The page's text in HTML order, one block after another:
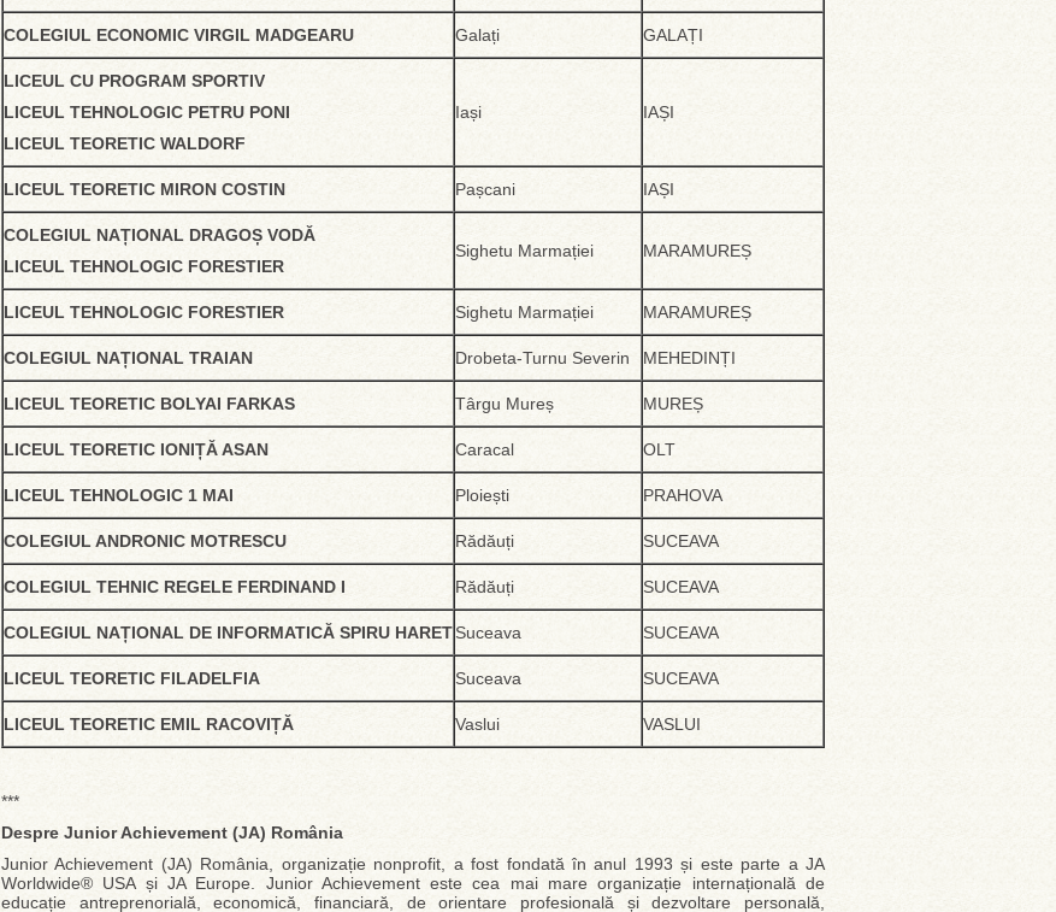
COLEGIUL ECONOMIC VIRGIL MADGEARU Galați GALAȚI
LICEUL CU PROGRAM SPORTIV
LICEUL TEHNOLOGIC PETRU PONI
LICEUL TEORETIC WALDORF
Iași IAȘI
LICEUL TEORETIC MIRON COSTIN Pașcani IAȘI
COLEGIUL NAȚIONAL DRAGOȘ VODĂ
LICEUL TEHNOLOGIC FORESTIER
Sighetu Marmației MARAMUREȘ
LICEUL TEHNOLOGIC FORESTIER Sighetu Marmației MARAMUREȘ
COLEGIUL NAȚIONAL TRAIAN Drobeta-Turnu Severin MEHEDINȚI
LICEUL TEORETIC BOLYAI FARKAS Târgu Mureș MUREȘ
LICEUL TEORETIC IONIȚĂ ASAN Caracal OLT
LICEUL TEHNOLOGIC 1 MAI Ploiești PRAHOVA
COLEGIUL ANDRONIC MOTRESCU Rădăuți SUCEAVA
COLEGIUL TEHNIC REGELE FERDINAND I Rădăuți SUCEAVA
COLEGIUL NAȚIONAL DE INFORMATICĂ SPIRU HARETSuceava SUCEAVA
LICEUL TEORETIC FILADELFIA Suceava SUCEAVA
LICEUL TEORETIC EMIL RACOVIȚĂ Vaslui VASLUI
***
Despre Junior Achievement (JA) România
Junior Achievement (JA) România, organizație nonprofit, a fost fondată în anul 1993 și este parte a JA
Worldwide® USA și JA Europe. Junior Achievement este cea mai mare organizație internațională de
educație antreprenorială, economică, financiară, de orientare profesională și dezvoltare personală,